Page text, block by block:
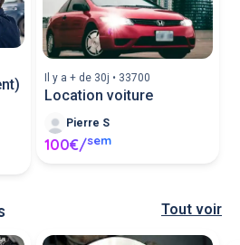
Il y a + de 30j • 33700
Location voiture
Pierre S
100€/sem
Tout voir